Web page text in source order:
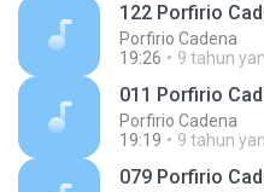
122 Porfirio
Porfirio Cadena
19:26
9 tahun
011 Porfirio
Porfirio Cadena
19:19
9 tahun
079 Porfirio